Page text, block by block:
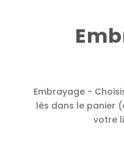
Embrayage -
lés dans le panier
votre